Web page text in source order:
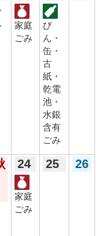
家庭
ごみ
び
ん・
缶・
古
紙・
乾電
池・
水銀
含有
ごみ
24
家庭
ごみ
25 26